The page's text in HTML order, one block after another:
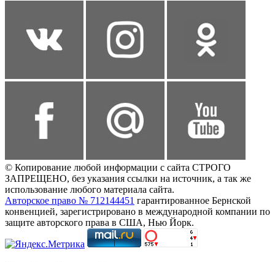
© Копирование любой информации с сайта СТРОГО
ЗАПРЕЩЕНО, без указания ссылки на источник, а так же
использование любого материала сайта.
Авторское право № 712144451 гарантированное Бернской
конвенцией, зарегистрировано в международной компании по
защите авторского права в США, Нью Йорк.